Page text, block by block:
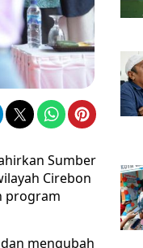
Sumber
Cirebon
program
mengubah